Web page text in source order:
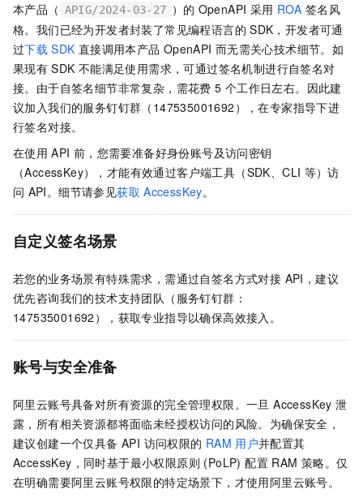
本产品（ APIG/2024-03-27 ）的 OpenAPI 采用 ROA 签名风
格。我们已经为开发者封装了常见编程语言的 SDK，开发者可通
过下载 SDK 直接调用本产品 OpenAPI 而无需关心技术细节。如
果现有 SDK 不能满足使用需求，可通过签名机制进行自签名对
接。由于自签名细节非常复杂，需花费 5 个工作日左右。因此建
议加入我们的服务钉钉群（147535001692），在专家指导下进
行签名对接。
在使用 API 前，您需要准备好身份账号及访问密钥
（AccessKey），才能有效通过客户端工具（SDK、CLI 等）访
问 API。细节请参见获取 AccessKey。
自定义签名场景
若您的业务场景有特殊需求，需通过自签名方式对接 API，建议
优先咨询我们的技术支持团队（服务钉钉群：
147535001692），获取专业指导以确保高效接入。
账号与安全准备
阿里云账号具备对所有资源的完全管理权限。一旦 AccessKey 泄
露，所有相关资源都将面临未经授权访问的风险。为确保安全，
建议创建一个仅具备 API 访问权限的 RAM 用户并配置其
AccessKey，同时基于最小权限原则 (PoLP) 配置 RAM 策略。仅
在明确需要阿里云账号权限的特定场景下，才使用阿里云账号。